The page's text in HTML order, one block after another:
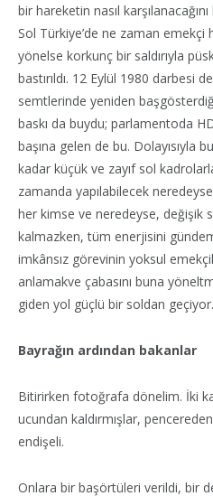
bir hareketin nasıl
Sol Türkiye’de ne zaman
yönelse korkunç bir saldırıyla
bastırıldı. 12 Eylül 1980 darbesi
semtlerinde yeniden
baskı da buydu; parlamentoda
başına gelen de bu. Dolayısıyla
kadar küçük ve zayıf sol
zamanda yapılabilecek
her kimse ve neredeyse, değişik
kalmazken, tüm enerjisini
imkânsız görevinin yoksul
anlamakve çabasını buna
giden yol güçlü bir soldan geçiyor.
Bayrağın ardından bakanlar
Bitirirken fotoğrafa dönelim. İki
ucundan kaldırmışlar,
endişeli.
Onlara bir başörtüleri verildi, bir